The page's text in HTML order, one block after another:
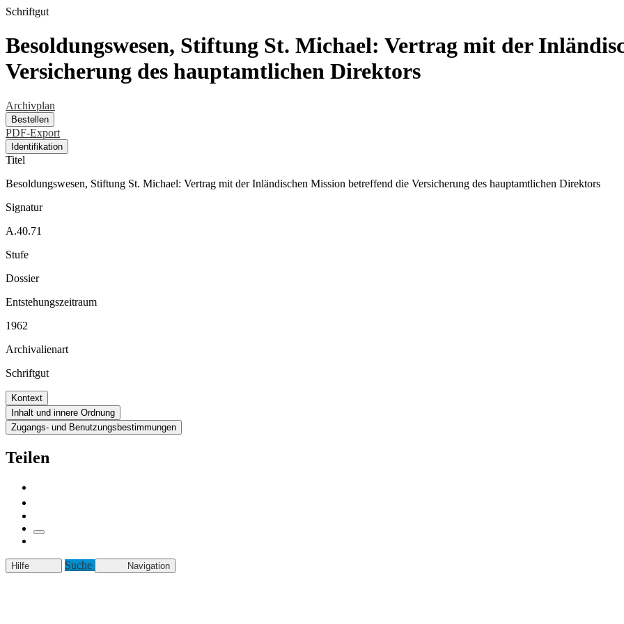
Schriftgut
Besoldungswesen, Stiftung St. Michael: Vertrag mit der
Versicherung des hauptamtlichen Direktors
Archivplan
Bestellen
PDF-Export
Identifikation
Titel
Besoldungswesen, Stiftung St. Michael: Vertrag mit der Inländischen Mission betreffend die Versicherung des hauptamtlichen Direktors
Signatur
A.40.71
Stufe
Dossier
Entstehungszeitraum
1962
Archivalienart
Schriftgut
Kontext
Inhalt und innere Ordnung
Zugangs- und Benutzungsbestimmungen
Teilen
Hilfe Suche Navigation